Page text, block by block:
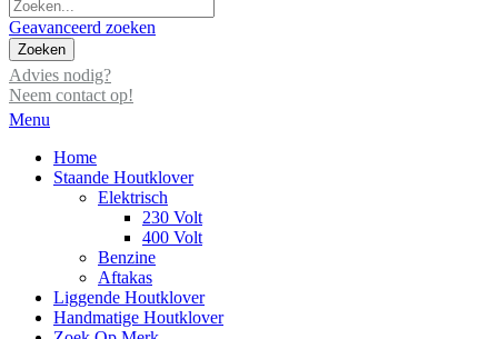
Geavanceerd zoeken
Zoeken
Advies nodig?
Neem contact op!
Menu
Home
Staande Houtklover
Elektrisch
230 Volt
400 Volt
Benzine
Aftakas
Liggende Houtklover
Handmatige Houtklover